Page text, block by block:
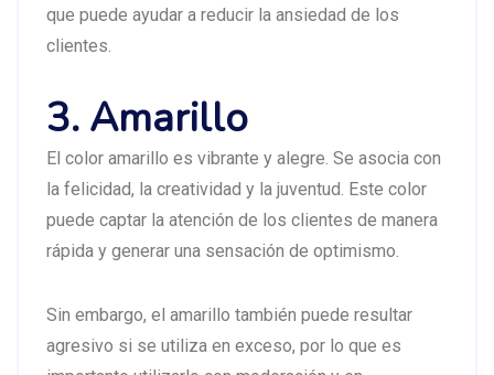
que puede ayudar a reducir la ansiedad de los
clientes.
3. Amarillo
El color amarillo es vibrante y alegre. Se asocia con
la felicidad, la creatividad y la juventud. Este color
puede captar la atención de los clientes de manera
rápida y generar una sensación de optimismo.
Sin embargo, el amarillo también puede resultar
agresivo si se utiliza en exceso, por lo que es